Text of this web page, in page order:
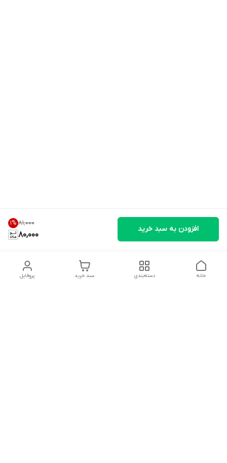
۸۱٬۰۰۰ 1%
80,000
افزودن به سبد خرید
پروفایل سبد خرید دسته‌بندی خانه